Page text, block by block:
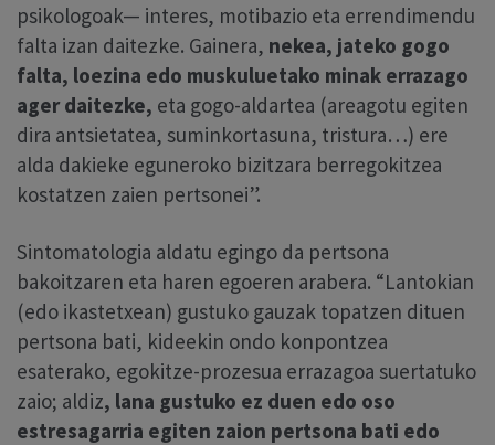
psikologoak— interes, motibazio eta errendimendu
falta izan daitezke. Gainera, nekea, jateko gogo
falta, loezina edo muskuluetako minak errazago
ager daitezke, eta gogo-aldartea (areagotu egiten
dira antsietatea, suminkortasuna, tristura…) ere
alda dakieke eguneroko bizitzara berregokitzea
kostatzen zaien pertsonei”.
Sintomatologia aldatu egingo da pertsona
bakoitzaren eta haren egoeren arabera. “Lantokian
(edo ikastetxean) gustuko gauzak topatzen dituen
pertsona bati, kideekin ondo konpontzea
esaterako, egokitze-prozesua errazagoa suertatuko
zaio; aldiz, lana gustuko ez duen edo oso
estresagarria egiten zaion pertsona bati edo